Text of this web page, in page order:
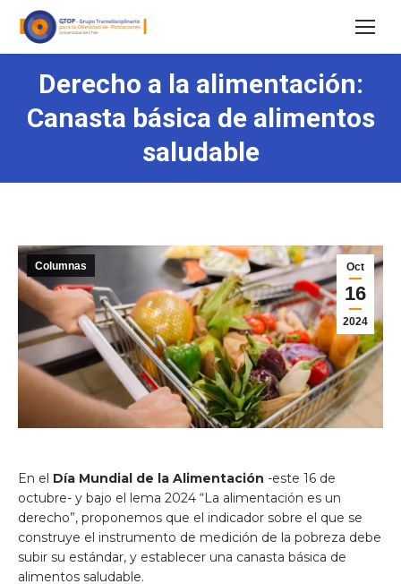
Derecho a la alimentación:
Canasta básica de alimentos
saludable
Oct
16
2024
Columnas
En el Día Mundial de la Alimentación -este 16 de
octubre- y bajo el lema 2024 “La alimentación es un
derecho”, proponemos que el indicador sobre el que se
construye el instrumento de medición de la pobreza debe
subir su estándar, y establecer una canasta básica de
alimentos saludable.